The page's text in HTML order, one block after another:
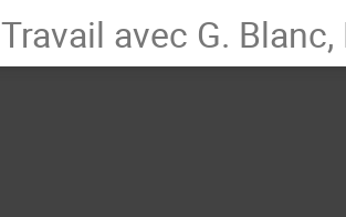
Travail avec G.